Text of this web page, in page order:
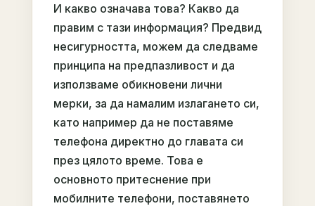
И какво означава това? Какво да
правим с тази информация? Предвид
несигурността, можем да следваме
принципа на предпазливост и да
използваме обикновени лични
мерки, за да намалим излагането си,
като например да не поставяме
телефона директно до главата си
през цялото време. Това е
основното притеснение при
мобилните телефони, поставянето